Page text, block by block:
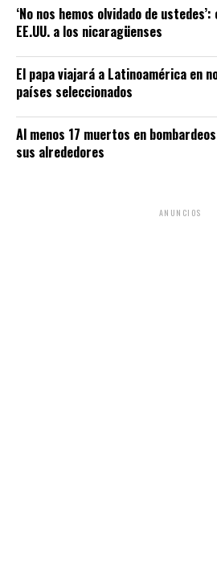
‘No nos hemos olvidado de
EE.UU. a los nicaragüenses
El papa viajará a Latinoamérica en
países seleccionados
Al menos 17 muertos en
sus alrededores
ANUNCIOS